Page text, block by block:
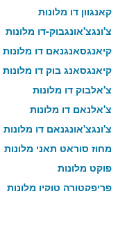
קאנגוון דו מלונות
צ'ונגצ'אונגבוק-דו מלונות
קיאנגסאנגנאם דו מלונות
קיאנגסאנג בוק דו מלונות
צ'אלבוק דו מלונות
צ'אלנאם דו מלונות
צ'ונגצ'אונגנאם דו מלונות
מחוז סוראט תאני מלונות
פוקט מלונות
פריפקטורה טוקיו מלונות